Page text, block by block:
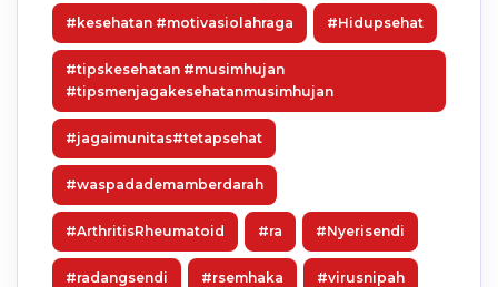
#kesehatan #motivasiolahraga #Hidupsehat
#tipskesehatan #musimhujan
#tipsmenjagakesehatanmusimhujan
#jagaimunitas#tetapsehat
#waspadademamberdarah
#ArthritisRheumatoid #ra #Nyerisendi
#radangsendi #rsemhaka #virusnipah